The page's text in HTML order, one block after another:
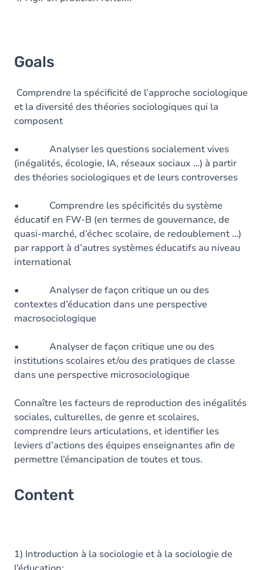
Goals
Comprendre la spécificité de l’approche sociologique
et la diversité des théories sociologiques qui la
composent
• Analyser les questions socialement vives
(inégalités, écologie, IA, réseaux sociaux …) à partir
des théories sociologiques et de leurs controverses
• Comprendre les spécificités du système
éducatif en FW-B (en termes de gouvernance, de
quasi-marché, d’échec scolaire, de redoublement …)
par rapport à d’autres systèmes éducatifs au niveau
international
• Analyser de façon critique un ou des
contextes d’éducation dans une perspective
macrosociologique
• Analyser de façon critique une ou des
institutions scolaires et/ou des pratiques de classe
dans une perspective microsociologique
Connaître les facteurs de reproduction des inégalités
sociales, culturelles, de genre et scolaires,
comprendre leurs articulations, et identifier les
leviers d’actions des équipes enseignantes afin de
permettre l’émancipation de toutes et tous.
Content
1) Introduction à la sociologie et à la sociologie de